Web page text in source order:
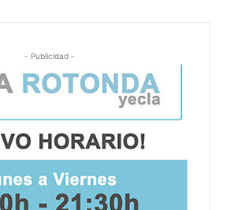
- Publicidad -